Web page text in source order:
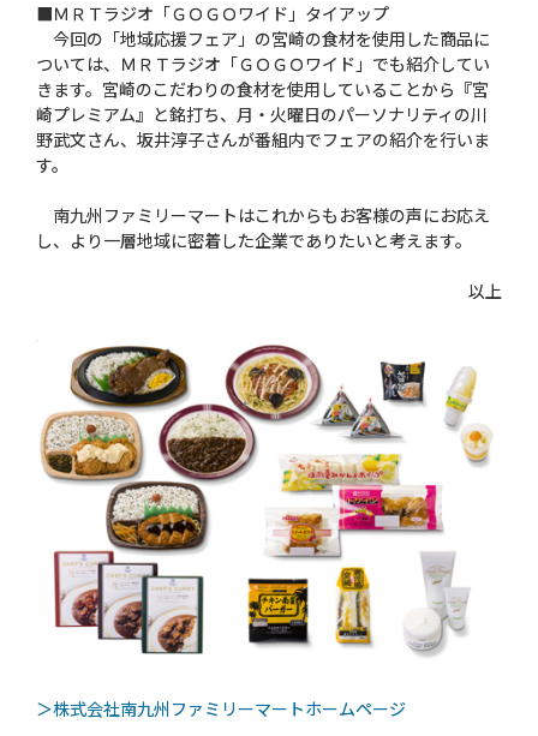
■ＭＲＴラジオ「ＧＯＧＯワイド」タイアップ
今回の「地域応援フェア」の宮崎の食材を使用した商品に
ついては、ＭＲＴラジオ「ＧＯＧＯワイド」でも紹介してい
きます。宮崎のこだわりの食材を使用していることから『宮
崎プレミアム』と銘打ち、月・火曜日のパーソナリティの川
野武文さん、坂井淳子さんが番組内でフェアの紹介を行いま
す。
南九州ファミリーマートはこれからもお客様の声にお応え
し、より一層地域に密着した企業でありたいと考えます。
以上
＞株式会社南九州ファミリーマートホームページ